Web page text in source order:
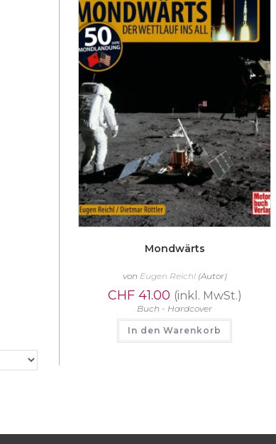
Mondwärts
von Eugen Reichl(Autor)
CHF41.00 (inkl. MwSt.)
Buch - Hardcover
In den Warenkorb